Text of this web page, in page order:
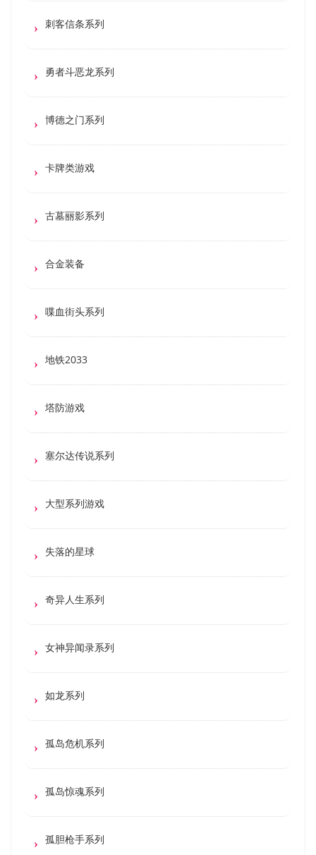
刺客信条系列
勇者斗恶龙系列
博德之门系列
卡牌类游戏
古墓丽影系列
合金装备
喋血街头系列
地铁2033
塔防游戏
塞尔达传说系列
大型系列游戏
失落的星球
奇异人生系列
女神异闻录系列
如龙系列
孤岛危机系列
孤岛惊魂系列
孤胆枪手系列